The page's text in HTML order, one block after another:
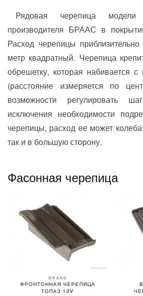
Рядовая черепица
производителя БРААС в
Расход черепицы
метр квадратный. Черепица
обрешетку, которая
(расстояние измеряется по
возможности регулировать
исключения необходимости
черепицы, расход ее может
так и в большую сторону.
Фасонная черепица
BRAAS
ФРОНТОННАЯ ЧЕРЕПИЦА
ТОПАЗ 13V